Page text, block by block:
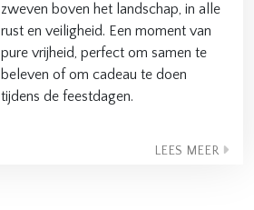
zweven boven het landschap, in alle
rust en veiligheid. Een moment van
pure vrijheid, perfect om samen te
beleven of om cadeau te doen
tijdens de feestdagen.
LEES MEER